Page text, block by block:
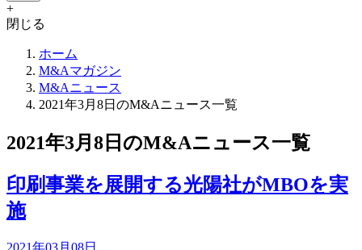
+
閉じる
ホーム
M&Aマガジン
M&Aニュース
2021年3月8日のM&Aニュース一覧
2021年3月8日のM&Aニュース一覧
印刷事業を展開する光陽社がMBOを実
施
2021年03月08日